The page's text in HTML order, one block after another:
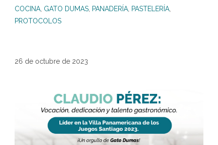
COCINA, GATO DUMAS, PANADERÍA, PASTELERÍA,
PROTOCOLOS
26 de octubre de 2023